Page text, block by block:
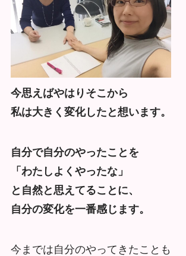
今思えばやはりそこから
私は大きく変化したと想います。
自分で自分のやったことを
「わたしよくやったな」
と自然と思えてることに、
自分の変化を一番感じます。
今までは自分のやってきたことも